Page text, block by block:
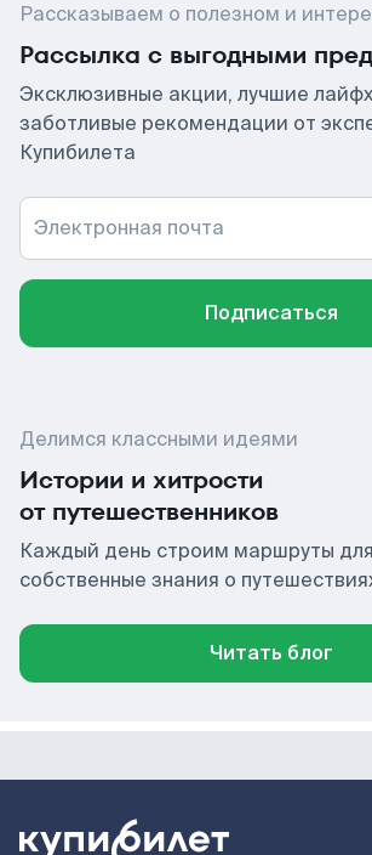
Рассказываем о полезном и
Рассылка с выгодными
Эксклюзивные акции, лучшие
заботливые рекомендации от
Купибилета
Электронная почта
Подписаться
Делимся классными идеями
Истории и хитрости
от путешественников
Каждый день строим маршруты для
собственные знания о
Читать блог